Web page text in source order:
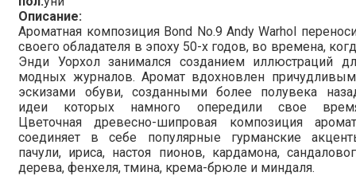
Описание:
Ароматная композиция Bond No.9 Andy Warhol
своего обладателя в эпоху 50-х годов, во времена,
Энди Уорхол занимался созданием иллюстраций
модных журналов. Аромат вдохновлен
эскизами обуви, созданными более полувека
идеи которых намного опередили свое
Цветочная древесно-шипровая композиция
соединяет в себе популярные гурманские
пачули, ириса, настоя пионов, кардамона,
дерева, фенхеля, тмина, крема-брюле и миндаля.